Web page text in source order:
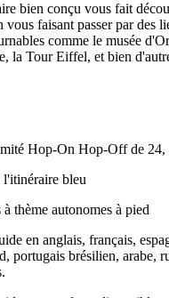
bien conçu vous fait
vous faisant passer par des
comme le musée
la Tour Eiffel, et bien
Hop-On Hop-Off de 24,
l'itinéraire bleu
à thème autonomes à pied
en anglais, français,
portugais brésilien, arabe,